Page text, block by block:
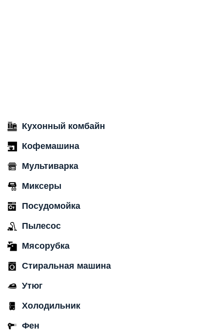
Кухонный комбайн
Кофемашина
Мультиварка
Миксеры
Посудомойка
Пылесос
Мясорубка
Стиральная машина
Утюг
Холодильник
Фен